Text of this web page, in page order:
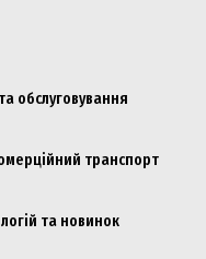
обслуговування
транспорт
та новинок